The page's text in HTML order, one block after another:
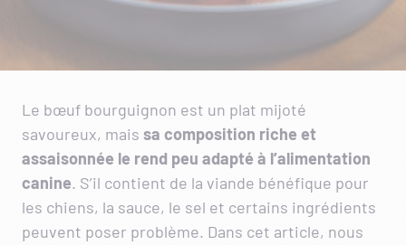
Le bœuf bourguignon est un plat mijoté
savoureux, mais sa composition riche et
assaisonnée le rend peu adapté à l’alimentation
canine. S’il contient de la viande bénéfique pour
les chiens, la sauce, le sel et certains ingrédients
peuvent poser problème. Dans cet article, nous